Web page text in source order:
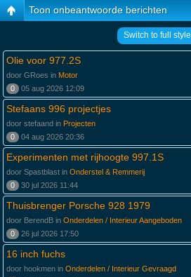
Toon onbeantwoorde berichten
Switch to full style
Olie voor 977.2S
door GRoes in Motor
0
05 aug 2026 12:09
Stefaans 996 projectjes
door stefaand in Projecten
0
04 aug 2026 20:36
Experimenten met rijhoogte 997.1S
door Spastblast in Onderstel & Remmerij
0
30 jul 2026 11:44
Thuisbrenger Porsche 928 1979
door BerendB in Onderdelen / Interieur Aangeboden
0
26 jul 2026 17:50
16 inch fuchs
door hookmen in Onderdelen / Interieur Gevraagd